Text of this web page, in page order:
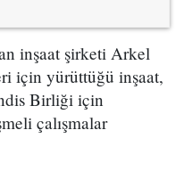
inşaat şirketi Arkel
için yürüttüğü inşaat,
Birliği için
çalışmalar